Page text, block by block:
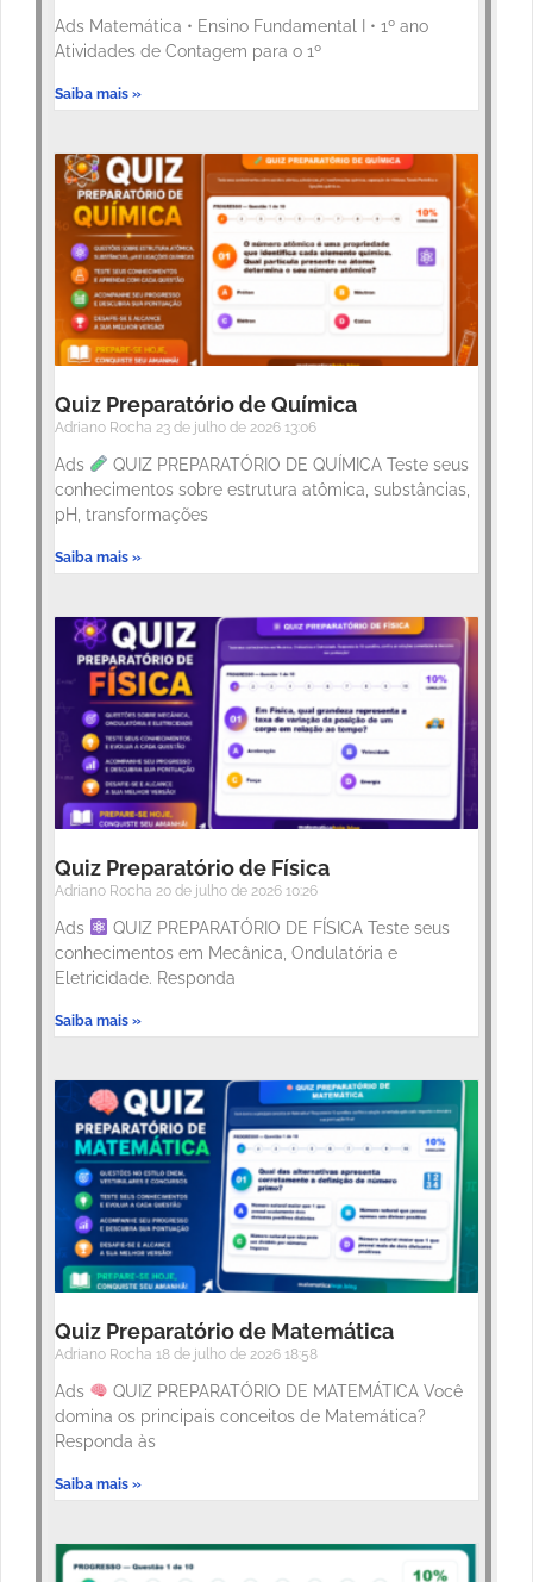
Ads Matemática • Ensino Fundamental I • 1º ano
Atividades de Contagem para o 1º
Saiba mais »
Quiz Preparatório de Química
Adriano Rocha 23 de julho de 2026 13:06
Ads
QUIZ PREPARATÓRIO DE QUÍMICA Teste seus
conhecimentos sobre estrutura atômica, substâncias,
pH, transformações
Saiba mais »
Quiz Preparatório de Física
Adriano Rocha 20 de julho de 2026 10:26
Ads
QUIZ PREPARATÓRIO DE FÍSICA Teste seus
conhecimentos em Mecânica, Ondulatória e
Eletricidade. Responda
Saiba mais »
Quiz Preparatório de Matemática
Adriano Rocha 18 de julho de 2026 18:58
Ads
QUIZ PREPARATÓRIO DE MATEMÁTICA Você
domina os principais conceitos de Matemática?
Responda às
Saiba mais »